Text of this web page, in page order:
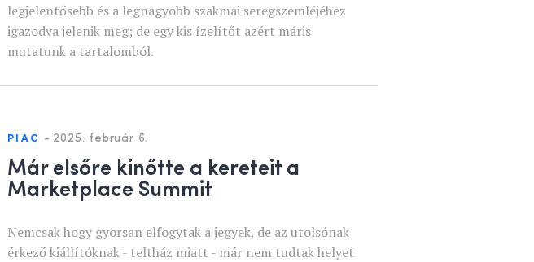
legjelentősebb és a legnagyobb szakmai seregszemléjéhez
igazodva jelenik meg; de egy kis ízelítőt azért máris
mutatunk a tartalomból.
PIAC - 2025. február 6.
Már elsőre kinőtte a kereteit a
Marketplace Summit
Nemcsak hogy gyorsan elfogytak a jegyek, de az utolsónak
érkező kiállítóknak - teltház miatt - már nem tudtak helyet